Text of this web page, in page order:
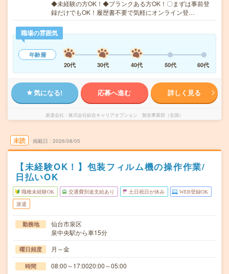
◆未経験の方OK！◆ブランクある方OK！〇まずは事前登
録だけでもOK！履歴書不要で気軽にオンライン登…
職場の雰囲気
年齢層
20代
30代 40代 50代 60代
気になる! 応募へ進む 詳しく見る
派遣会社 株式会社綜合キャリアオプション 製造事業部（全国）
未読 掲載日 2026/08/05
【未経験OK！】包装フィルム機の操作作業/
日払いOK
職種未経験OK 交通費別途支給あり 土日祝日が休み WEB登録OK
派遣
勤務地
仙台市泉区
泉中央駅から車15分
曜日頻度 月～金
時間 08:00～17:0020:00～05:00